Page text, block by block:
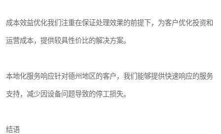
成本效益优化我们注重在保证处理效果的前提下，为客户优化投资和
运营成本，提供较具性价比的解决方案。
本地化服务响应针对德州地区的客户，我们能够提供快速响应的服务
支持，减少因设备问题导致的停工损失。
结语